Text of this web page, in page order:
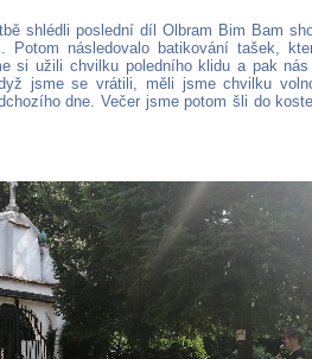
shlédli poslední díl Olbram Bim Bam
Potom následovalo batikování tašek,
si užili chvilku poledního klidu a pak
jsme se vrátili, měli jsme chvilku
dne. Večer jsme potom šli do